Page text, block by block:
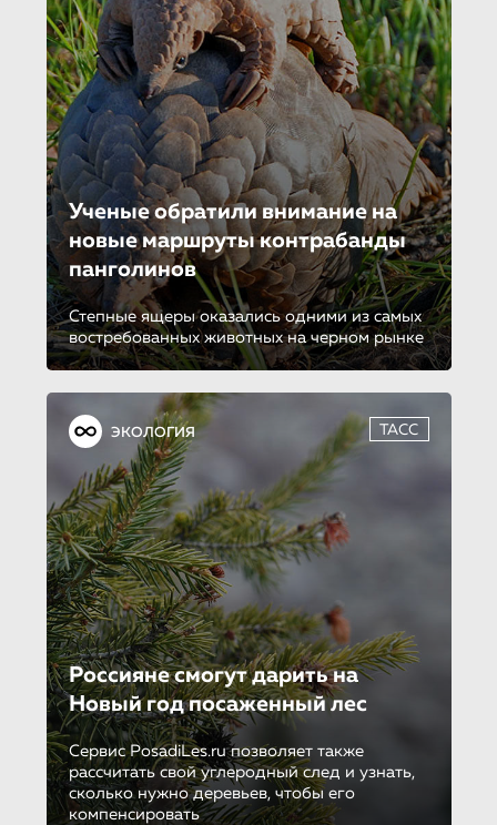
Ученые обратили внимание на
новые маршруты контрабанды
панголинов
Степные ящеры оказались одними из самых
востребованных животных на черном рынке
ЭКОЛОГИЯ ТАСС
Россияне смогут дарить на
Новый год посаженный лес
Сервис PosadiLes.ru позволяет также
рассчитать свой углеродный след и узнать,
сколько нужно деревьев, чтобы его
компенсировать